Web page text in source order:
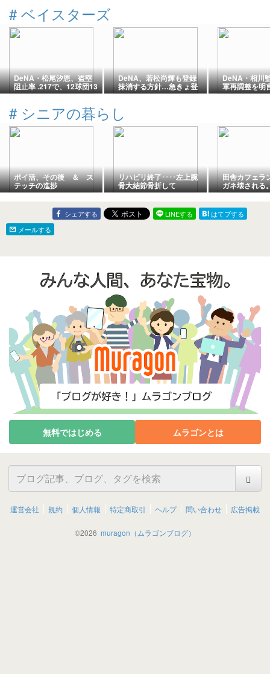
# ベイスターズ
DeNA・松尾汐恩、盗塁
阻止率 .217で、12球団13
人中12位（8月5日現在）
DeNA、若松尚輝も登録
抹消する方針…急きょ登
板で、4回2/3を投げた負
DeNA・相川
軍再調整を明
トをつくれな
# シニアの暮らし
ポイ活、その後 ＆ ス
テッチの進捗
リハビリ終了････左上腕
骨大結節骨折して
田舎カフェラ
ガネ壊される
シェアする LINEする
はてブする
メールする
無料ではじめる ムラゴンとは
運営会社 規約 個人情報 特定商取引 ヘルプ 問い合わせ 広告掲載
©2026 muragon（ムラゴンブログ）